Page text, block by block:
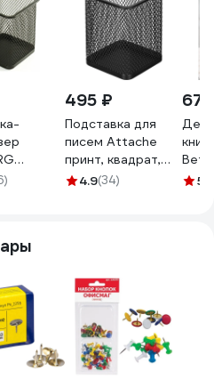
мм,
495 ₽
Подставка для
писем Attache
принт, квадрат,
80х80 мм., высота
4.9(34) 5